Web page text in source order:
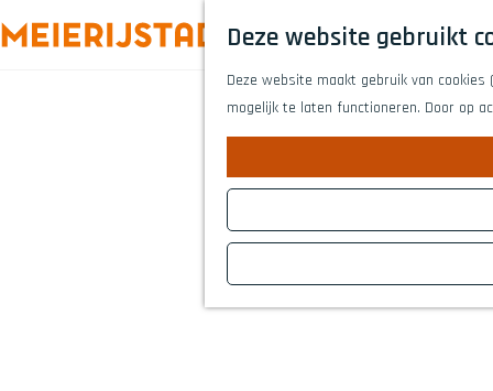
Deze website gebruikt
Deze website maakt gebruik van
mogelijk te laten functioneren. Door op